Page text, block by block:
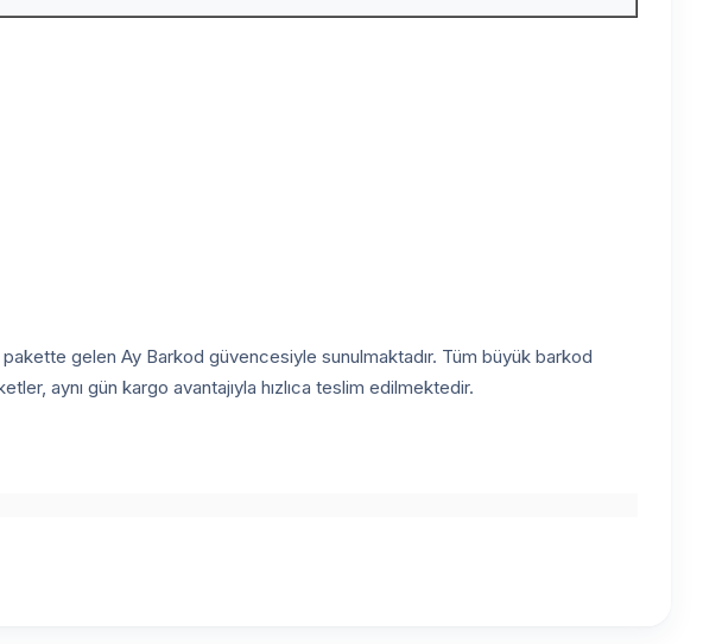
gelen Ay Barkod güvencesiyle sunulmaktadır. Tüm büyük barkod
aynı gün kargo avantajıyla hızlıca teslim edilmektedir.